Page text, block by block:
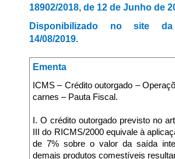
18902/2018, de 12 de Junho de
Disponibilizado no site
14/08/2019.
Ementa
ICMS – Crédito outorgado –
carnes – Pauta Fiscal.
I. O crédito outorgado previsto no
III do RICMS/2000 equivale à
de 7% sobre o valor da saída
demais produtos comestíveis